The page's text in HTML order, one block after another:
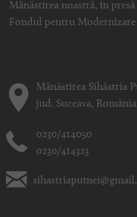
Mănăstirea noastră, în presă
Fondul pentru Modernizare
Mănăstirea Sihăstria
jud. Suceava, România
0230/414050
0230/414323